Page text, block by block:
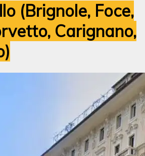
(Brignole, Foce,
Carignano,